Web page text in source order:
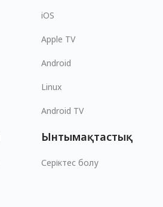
iOS
Apple TV
Android
Linux
Android TV
Ынтымақтастық
Серіктес болу